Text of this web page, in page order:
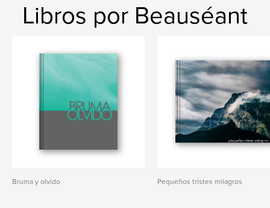
Libros por Beauséant
Bruma y olvido Pequeños tristes milagros